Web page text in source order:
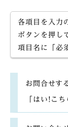
各項目を入力
ボタンを押し
項目名に「必
お問合せす
「はい!こ